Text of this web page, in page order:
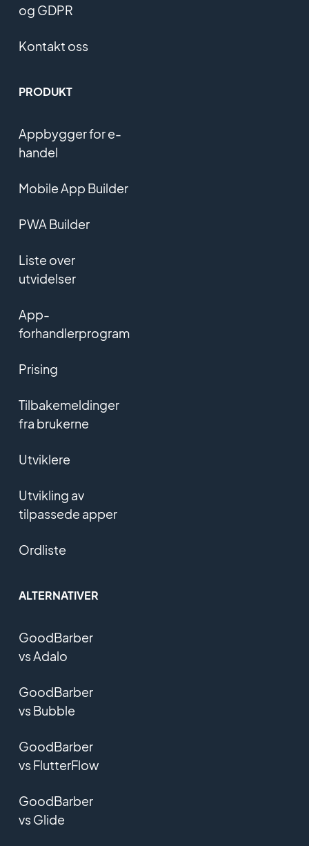
og GDPR
Kontakt oss
PRODUKT
Appbygger for e-
handel
Mobile App Builder
PWA Builder
Liste over
utvidelser
App-
forhandlerprogram
Prising
Tilbakemeldinger
fra brukerne
Utviklere
Utvikling av
tilpassede apper
Ordliste
ALTERNATIVER
GoodBarber
vs Adalo
GoodBarber
vs Bubble
GoodBarber
vs FlutterFlow
GoodBarber
vs Glide